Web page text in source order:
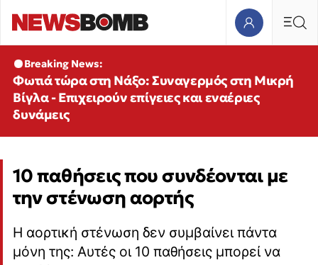
Breaking News:
Φωτιά τώρα στη Νάξο: Συναγερμός στη Μικρή
Βίγλα - Επιχειρούν επίγειες και εναέριες
δυνάμεις
10 παθήσεις που συνδέονται με
την στένωση αορτής
Η αορτική στένωση δεν συμβαίνει πάντα
μόνη της: Αυτές οι 10 παθήσεις μπορεί να